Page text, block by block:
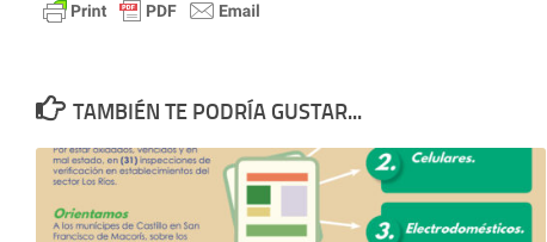
TAMBIÉN TE PODRÍA GUSTAR...